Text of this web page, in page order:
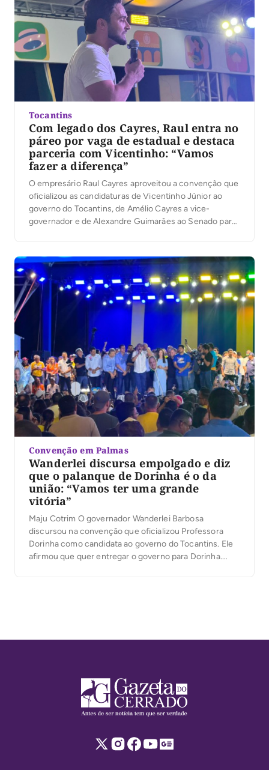
Tocantins
Com legado dos Cayres, Raul entra no
páreo por vaga de estadual e destaca
parceria com Vicentinho: “Vamos
fazer a diferença”
O empresário Raul Cayres aproveitou a convenção que
oficializou as candidaturas de Vicentinho Júnior ao
governo do Tocantins, de Amélio Cayres a vice-
governador e de Alexandre Guimarães ao Senado para
Legislativa e afirmou que pretende atuar em áreas
como saúde, segurança pública […]
Convenção em Palmas
Wanderlei discursa empolgado e diz
que o palanque de Dorinha é o da
união: “Vamos ter uma grande
vitória”
Maju Cotrim O governador Wanderlei Barbosa
discursou na convenção que oficializou Professora
Dorinha como candidata ao governo do Tocantins. Ele
afirmou que quer entregar o governo para Dorinha.